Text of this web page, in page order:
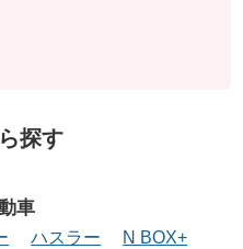
探す
車
ハスラー
N BOX+